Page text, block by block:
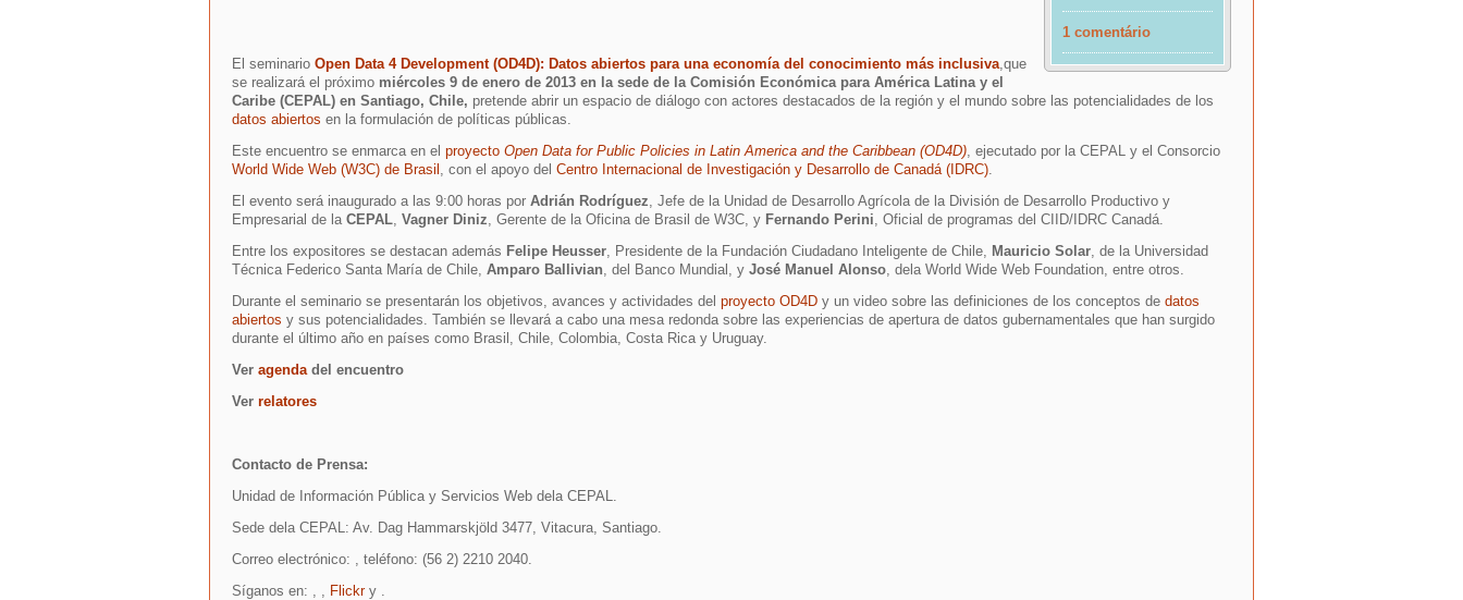
1 comentário
El seminario Open Data 4 Development (OD4D): Datos abiertos para una economía del conocimiento más inclusiva,que
se realizará el próximo miércoles 9 de enero de 2013 en la sede de la Comisión Económica para América Latina y el
Caribe (CEPAL) en Santiago, Chile, pretende abrir un espacio de diálogo con actores destacados de la región y el mundo sobre las potencialidades de los
datos abiertos en la formulación de políticas públicas.
Este encuentro se enmarca en el proyecto Open Data for Public Policies in Latin America and the Caribbean (OD4D), ejecutado por la CEPAL y el Consorcio
World Wide Web (W3C) de Brasil , con el apoyo del Centro Internacional de Investigación y Desarrollo de Canadá (IDRC).
El evento será inaugurado a las 9:00 horas por Adrián Rodríguez, Jefe de la Unidad de Desarrollo Agrícola de la División de Desarrollo Productivo y
Empresarial de la CEPAL, Vagner Diniz, Gerente de la Oficina de Brasil de W3C, y Fernando Perini, Oficial de programas del CIID/IDRC Canadá.
Entre los expositores se destacan además Felipe Heusser, Presidente de la Fundación Ciudadano Inteligente de Chile, Mauricio Solar, de la Universidad
Técnica Federico Santa María de Chile, Amparo Ballivian, del Banco Mundial, y José Manuel Alonso, dela World Wide Web Foundation, entre otros.
Durante el seminario se presentarán los objetivos, avances y actividades del proyecto OD4D y un video sobre las definiciones de los conceptos de datos
abiertos y sus potencialidades. También se llevará a cabo una mesa redonda sobre las experiencias de apertura de datos gubernamentales que han surgido
durante el último año en países como Brasil, Chile, Colombia, Costa Rica y Uruguay.
Ver agendadel encuentro
Ver relatores
Contacto de Prensa:
Unidad de Información Pública y Servicios Web dela CEPAL.
Sede dela CEPAL: Av. Dag Hammarskjöld 3477, Vitacura, Santiago.
Correo electrónico: , teléfono: (56 2) 2210 2040.
Síganos en: , , Flickry .